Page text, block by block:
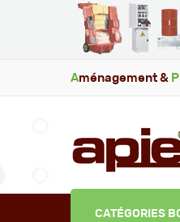
Aménagement & P
CATÉGORIES